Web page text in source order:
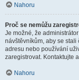
Nahoru
Proč se nemůžu
Je možné, že
návštěvníkům, aby se stali
adresu nebo používání
zaregistrovat. Kontaktujte
Nahoru